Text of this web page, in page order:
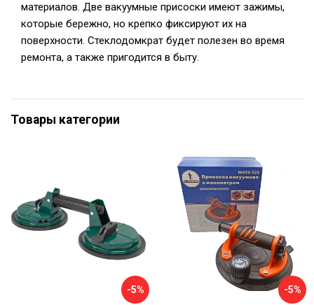
материалов. Две вакуумные присоски имеют зажимы,
которые бережно, но крепко фиксируют их на
поверхности. Стеклодомкрат будет полезен во время
ремонта, а также пригодится в быту.
Товары категории
-5% -5%